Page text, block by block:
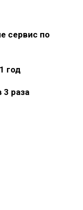
сервис по
год
раза